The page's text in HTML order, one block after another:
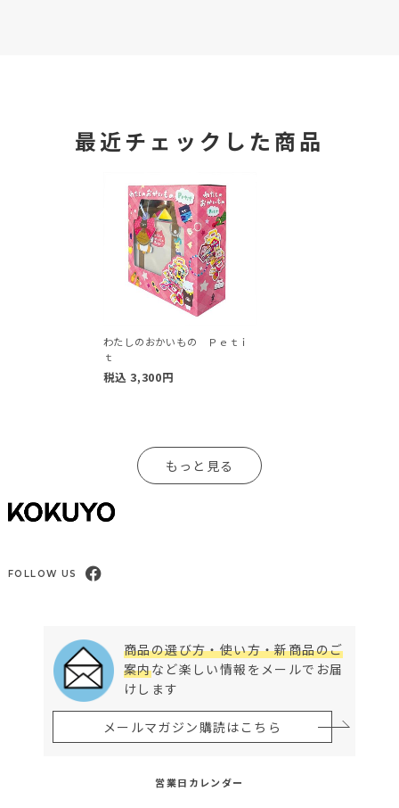
最近チェックした商品
わたしのおかいもの Ｐｅｔｉ
ｔ
税込 3,300円
もっと見る
FOLLOW US
商品の選び方・使い方・新商品のご
案内など楽しい情報をメールでお届
けします
メールマガジン購読はこちら
営業日カレンダー